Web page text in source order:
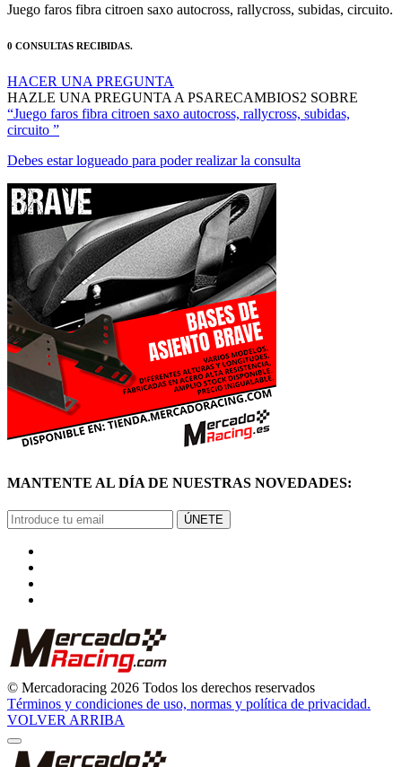
Juego faros fibra citroen saxo autocross, rallycross, subidas, circuito.
0 CONSULTAS RECIBIDAS.
HACER UNA PREGUNTA
HAZLE UNA PREGUNTA A PSARECAMBIOS2 SOBRE
“Juego faros fibra citroen saxo autocross, rallycross, subidas,
circuito ”
Debes estar logueado para poder realizar la consulta
MANTENTE AL DÍA DE NUESTRAS NOVEDADES:
ÚNETE
© Mercadoracing 2026 Todos los derechos reservados
Términos y condiciones de uso, normas y política de privacidad.
VOLVER ARRIBA